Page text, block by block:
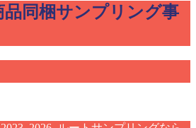
同梱サンプリング事